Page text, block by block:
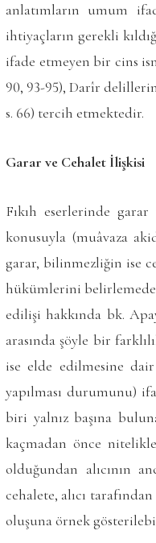
anlatımların umum
ihtiyaçların gerekli
ifade etmeyen bir cins
90, 93-95), Darîr
s. 66) tercih etmektedir.
Garar ve Cehalet İlişkisi
Fıkıh eserlerinde
konusuyla (muâvaza
garar, bilinmezliğin ise
hükümlerini belirlemede
edilişi hakkında bk.
arasında şöyle bir
ise elde edilmesine
yapılması durumunu)
biri yalnız başına
kaçmadan önce
olduğundan alıcının
cehalete, alıcı
oluşuna örnek